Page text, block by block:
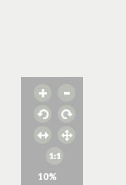
10%